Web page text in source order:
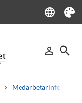
language
Language
Tema
person_outline
Logga in
search
Sök
Medarbetarinfo